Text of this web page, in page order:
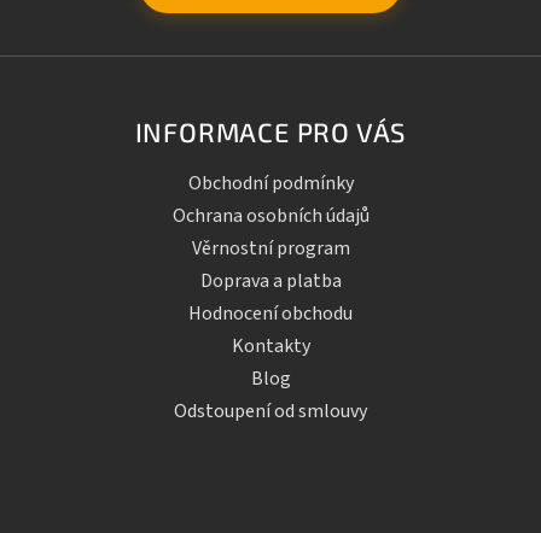
INFORMACE PRO VÁS
Obchodní podmínky
Ochrana osobních údajů
Věrnostní program
Doprava a platba
Hodnocení obchodu
Kontakty
Blog
Odstoupení od smlouvy